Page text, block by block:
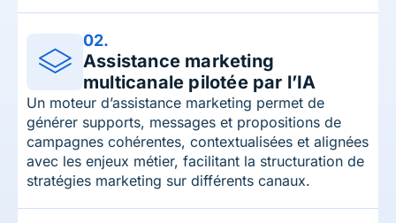
02.
Assistance marketing
multicanale pilotée par l’IA
Un moteur d’assistance marketing permet de
générer supports, messages et propositions de
campagnes cohérentes, contextualisées et alignées
avec les enjeux métier, facilitant la structuration de
stratégies marketing sur différents canaux.